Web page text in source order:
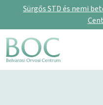
Sürgős STD és nemi
Skip to content
Main Navigation